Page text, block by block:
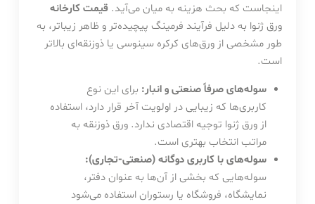
اینجاست که بحث هزینه به میان می‌آید. قیمت کارخانه
ورق ژنوا به دلیل فرآیند فرمینگ پیچیده‌تر و ظاهر زیباتر، به
طور مشخصی از ورق‌های کرکره سینوسی یا ذوزنقه‌ای بالاتر
است.
سوله‌های صرفاً صنعتی و انبار: برای این نوع
کاربری‌ها که زیبایی در اولویت آخر قرار دارد، استفاده
از ورق ژنوا توجیه اقتصادی ندارد. ورق ذوزنقه به
مراتب انتخاب بهتری است.
سوله‌های با کاربری دوگانه (صنعتی-تجاری):
سوله‌هایی که بخشی از آن‌ها به عنوان دفتر،
نمایشگاه، فروشگاه یا رستوران استفاده می‌شود